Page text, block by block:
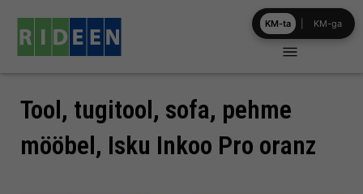
content
Tool, tugitool, sofa, pehme
mööbel, Isku Inkoo Pro oranz
KM-ta KM-ga